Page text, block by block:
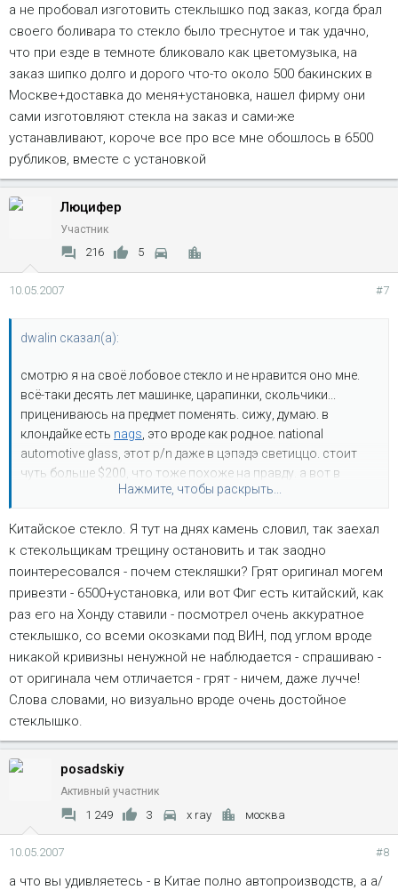
а не пробовал изготовить стеклышко под заказ, когда брал
своего боливара то стекло было треснутое и так удачно,
что при езде в темноте бликовало как цветомузыка, на
заказ шипко долго и дорого что-то около 500 бакинских в
Москве+доставка до меня+установка, нашел фирму они
сами изготовляют стекла на заказ и сами-же
устанавливают, короче все про все мне обошлось в 6500
рубликов, вместе с установкой
Люцифер
Участник
216 5
10.05.2007 #7
dwalin сказал(а):
смотрю я на своё лобовое стекло и не нравится оно мне.
всё-таки десять лет машинке, царапинки, скольчики...
прицениваюсь на предмет поменять. сижу, думаю. в
клондайке есть nags , это вроде как родное. national
automotive glass, этот p/n даже в цэпэдэ светиццо. стоит
чуть больше $200, что тоже похоже на правду. а вот в
окодемии есть некоеfyg, явно неродное, но цена вкуснее.
полторы тыщи рублёв?
Нажмите, чтобы раскрыть...
Китайское стекло. Я тут на днях камень словил, так заехал
к стекольщикам трещину остановить и так заодно
поинтересовался - почем стекляшки? Грят оригинал могем
привезти - 6500+установка, или вот Фиг есть китайский, как
раз его на Хонду ставили - посмотрел очень аккуратное
стеклышко, со всеми окозками под ВИН, под углом вроде
никакой кривизны ненужной не наблюдается - спрашиваю -
от оригинала чем отличается - грят - ничем, даже лучче!
Слова словами, но визуально вроде очень достойное
стеклышко.
posadskiy
Активный участник
1 249 3 x ray москва
10.05.2007 #8
а что вы удивляетесь - в Китае полно автопроизводств, а а/